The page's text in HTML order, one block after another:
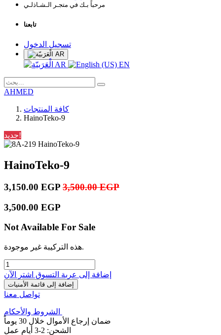
مرحباً بـك في متجـر الـشـاذلـي
تابعنا
تسجيل الدخول
AR
AR EN
AHMED
كافة المنتجات
HainoTeko-9
جديد!
HainoTeko-9
3,150.00 EGP 3,500.00EGP
3,500.00 EGP
Not Available For Sale
هذه التركيبة غير موجودة.
إضافة إلى عربة التسوق اشترِ الآن
إضافة إلى قائمة الأمنيات
تواصل معنا
الشروط والأحكام
ضمان إرجاع الأموال خلال 30 يوماً
الشحن: 2-3 أيام عمل